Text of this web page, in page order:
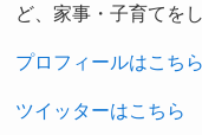
ど、家事・子育てを
プロフィールはこちら
ツイッターはこちら